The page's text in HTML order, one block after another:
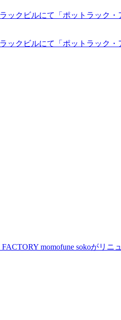
クビルにて「ポットラック・
クビルにて「ポットラック・
momofune sokoがリ